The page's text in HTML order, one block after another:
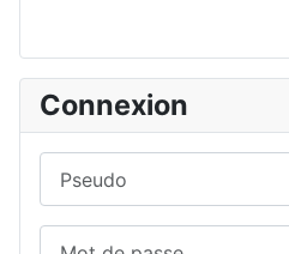
Connexion